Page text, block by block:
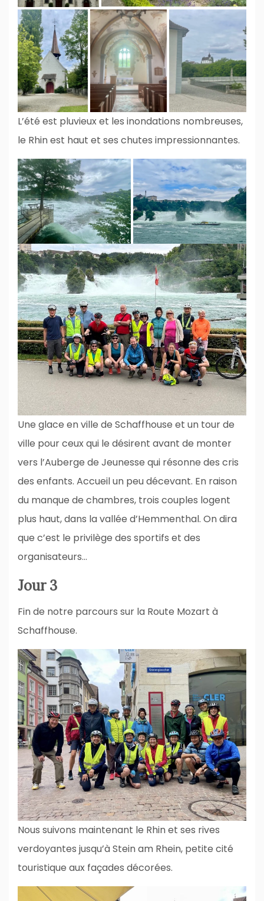
L’été est pluvieux et les inondations nombreuses,
le Rhin est haut et ses chutes impressionnantes.
Une glace en ville de Schaffhouse et un tour de
ville pour ceux qui le désirent avant de monter
vers l’Auberge de Jeunesse qui résonne des cris
des enfants. Accueil un peu décevant. En raison
du manque de chambres, trois couples logent
plus haut, dans la vallée d’Hemmenthal. On dira
que c’est le privilège des sportifs et des
organisateurs…
Jour 3
Fin de notre parcours sur la Route Mozart à
Schaffhouse.
Nous suivons maintenant le Rhin et ses rives
verdoyantes jusqu’à Stein am Rhein, petite cité
touristique aux façades décorées.